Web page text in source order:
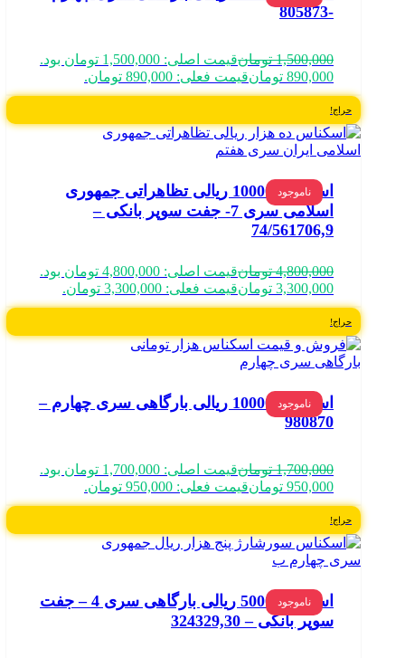
-805873
1,500,000 تومانقیمت اصلی: 1,500,000 تومان بود.
890,000 تومانقیمت فعلی: 890,000 تومان.
حراج!
ناموجود
اسکناس 10000 ریالی تظاهراتی جمهوری
اسلامی سری 7- جفت سوپر بانکی –
74/561706,9
4,800,000 تومانقیمت اصلی: 4,800,000 تومان بود.
3,300,000 تومانقیمت فعلی: 3,300,000 تومان.
حراج!
ناموجود
اسکناس 10000 ریالی بارگاهی سری چهارم –
980870
1,700,000 تومانقیمت اصلی: 1,700,000 تومان بود.
950,000 تومانقیمت فعلی: 950,000 تومان.
حراج!
ناموجود
اسکناس 5000 ریالی بارگاهی سری 4 – جفت
سوپر بانکی – 324329,30